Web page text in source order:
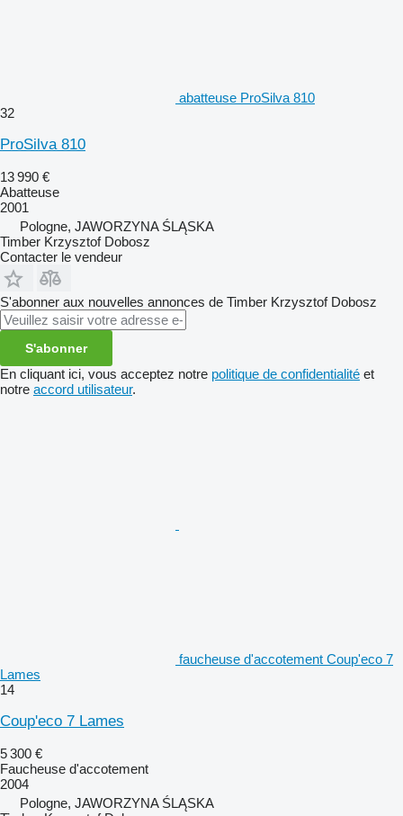
abatteuse ProSilva 810
32
ProSilva 810
13 990 €
Abatteuse
2001
Pologne, JAWORZYNA ŚLĄSKA
Timber Krzysztof Dobosz
Contacter le vendeur
S'abonner aux nouvelles annonces de Timber Krzysztof Dobosz
S'abonner
En cliquant ici, vous acceptez notre politique de confidentialité et
notre accord utilisateur.
faucheuse d'accotement Coup'eco 7
Lames
14
Coup'eco 7 Lames
5 300 €
Faucheuse d'accotement
2004
Pologne, JAWORZYNA ŚLĄSKA